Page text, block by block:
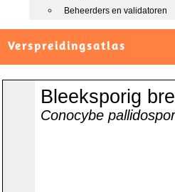
Beheerders en validatoren
Verspreidingsatlas